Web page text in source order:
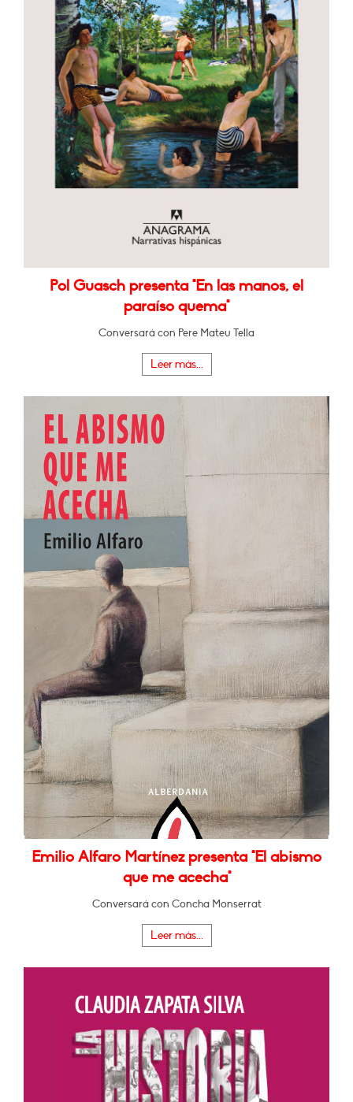
Pol Guasch presenta "En las manos, el
paraíso quema"
Conversará con Pere Mateu Tella
Leer más...
Emilio Alfaro Martínez presenta "El abismo
que me acecha"
Conversará con Concha Monserrat
Leer más...